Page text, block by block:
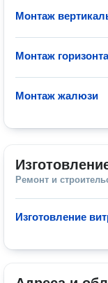
Монтаж
Монтаж
Монтаж жалюзи
Ремонт и
Изготовление